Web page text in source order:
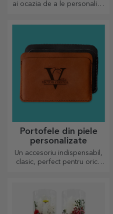
ai ocazia de a le personaliza
Portofele din piele
personalizate
Un accesoriu indispensabil,
clasic, perfect pentru orice